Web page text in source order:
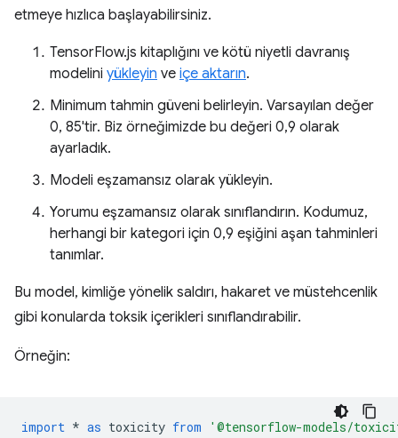
etmeye hızlıca başlayabilirsiniz.
TensorFlow.js kitaplığını ve kötü niyetli davranış
modelini yükleyin ve içe aktarın.
Minimum tahmin güveni belirleyin. Varsayılan değer
0, 85'tir. Biz örneğimizde bu değeri 0,9 olarak
ayarladık.
Modeli eşzamansız olarak yükleyin.
Yorumu eşzamansız olarak sınıflandırın. Kodumuz,
herhangi bir kategori için 0,9 eşiğini aşan tahminleri
tanımlar.
Bu model, kimliğe yönelik saldırı, hakaret ve müstehcenlik
gibi konularda toksik içerikleri sınıflandırabilir.
Örneğin:
import * as toxicity from '@tensorflow-models/